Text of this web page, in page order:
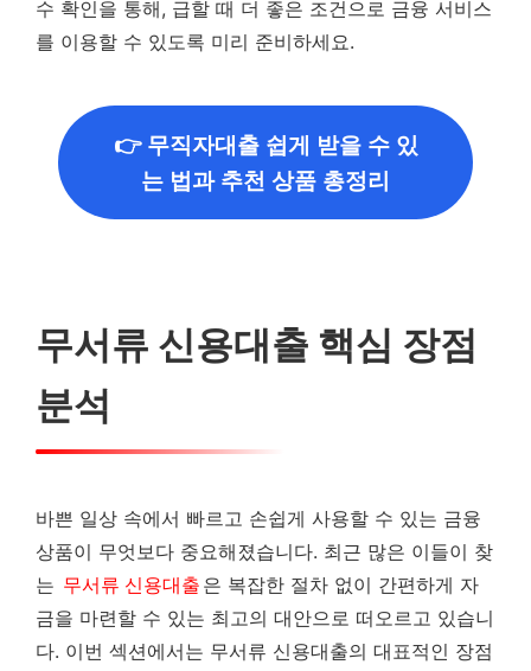
수 확인을 통해, 급할 때 더 좋은 조건으로 금융 서비스
를 이용할 수 있도록 미리 준비하세요.
👉 무직자대출 쉽게 받을 수 있
는 법과 추천 상품 총정리
무서류 신용대출 핵심 장점
분석
바쁜 일상 속에서 빠르고 손쉽게 사용할 수 있는 금융
상품이 무엇보다 중요해졌습니다. 최근 많은 이들이 찾
는 무서류 신용대출 은 복잡한 절차 없이 간편하게 자
금을 마련할 수 있는 최고의 대안으로 떠오르고 있습니
다. 이번 섹션에서는 무서류 신용대출의 대표적인 장점